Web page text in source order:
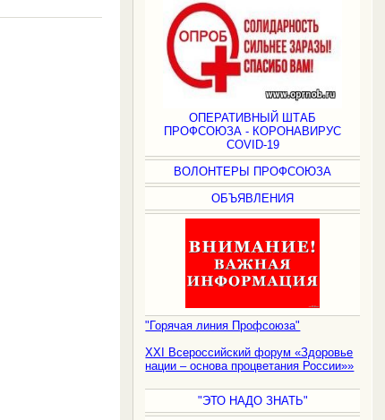
ОПЕРАТИВНЫЙ ШТАБ
ПРОФСОЮЗА - КОРОНАВИРУС
COVID-19
ВОЛОНТЕРЫ ПРОФСОЮЗА
ОБЪЯВЛЕНИЯ
"Горячая линия Профсоюза"
XXI Всероссийский форум «Здоровье
нации – основа процветания России»»
"ЭТО НАДО ЗНАТЬ"